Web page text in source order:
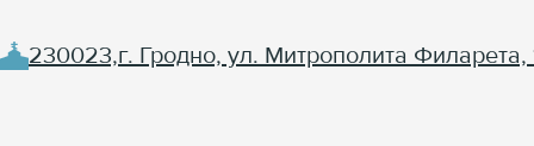
230023,г. Гродно, ул. Митрополита Филарета,